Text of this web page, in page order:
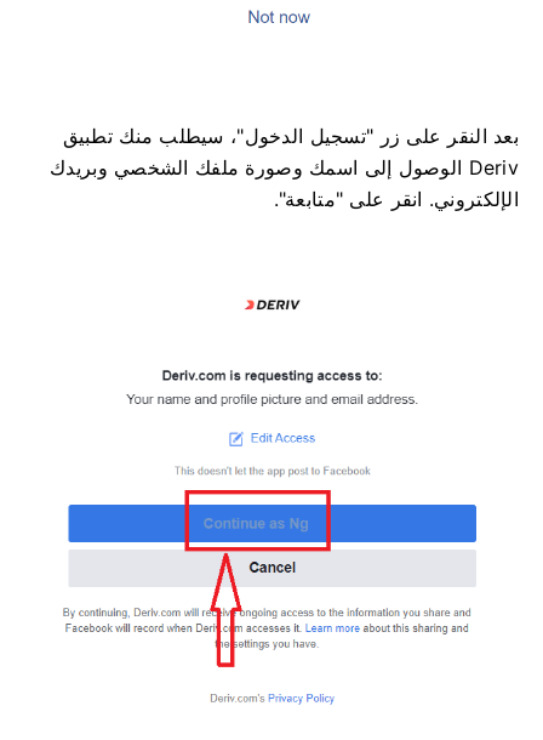
بعد النقر على زر "تسجيل الدخول"، سيطلب منك تطبيق
Deriv الوصول إلى اسمك وصورة ملفك الشخصي وبريدك
الإلكتروني. انقر على "متابعة".